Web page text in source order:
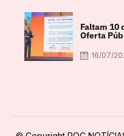
Faltam 10
Oferta
16/07/